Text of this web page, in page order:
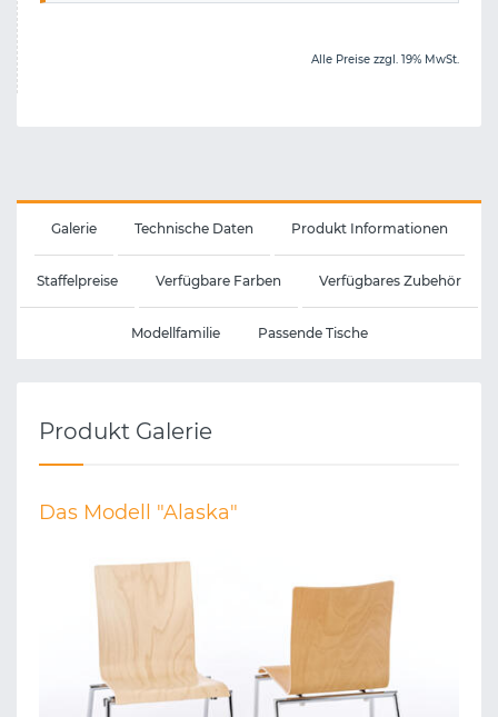
Alle Preise zzgl. 19% MwSt.
Galerie Technische Daten Produkt Informationen
Staffelpreise Verfügbare Farben Verfügbares Zubehör
Modellfamilie Passende Tische
Produkt Galerie
Das Modell "Alaska"